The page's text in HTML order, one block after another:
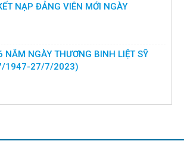
NẠP ĐẢNG VIÊN MỚI NGÀY
NĂM NGÀY THƯƠNG BINH LIỆT SỸ
1947-27/7/2023)